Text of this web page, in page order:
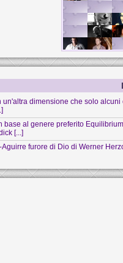
dimensione che solo
base al genere preferito
[...]
furore di Dio di Werner